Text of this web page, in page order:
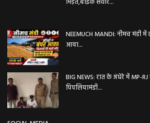
भिड़ंत,बाइक सवार...
NEEMUCH MANDI: नीमच मंडी
आया...
BIG NEWS: रात के अंधेरे में MP-
पिपलियामंडी...